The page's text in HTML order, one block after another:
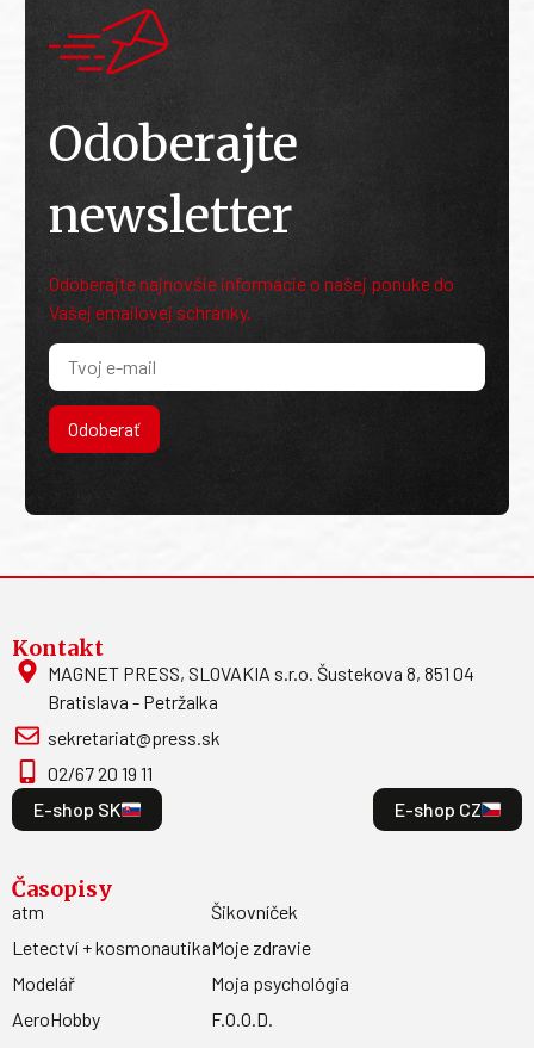
Odoberajte
newsletter
Odoberajte najnovšie informácie o našej ponuke do
Vašej emailovej schránky.
Odoberať
Kontakt
MAGNET PRESS, SLOVAKIA s.r.o. Šustekova 8, 851 04
Bratislava - Petržalka
sekretariat@press.sk
02/67 20 19 11
E-shop SK
E-shop CZ
Časopisy
atm
Letectví + kosmonautika
Modelář
AeroHobby
Šikovníček
Moje zdravie
Moja psychológia
F.O.O.D.